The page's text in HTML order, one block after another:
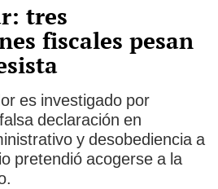
tres
fiscales pesan
es investigado por
declaración en
y desobediencia a
pretendió acogerse a la